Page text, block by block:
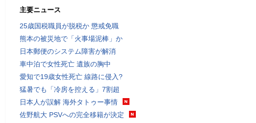
主要ニュース
25歳国税職員が脱税か 懲戒免職
熊本の被災地で「火事場泥棒」か
日本郵便のシステム障害が解消
車中泊で女性死亡 遺族の胸中
愛知で19歳女性死亡 線路に侵入?
猛暑でも「冷房を控える」7割超
日本人が誤解 海外タトゥー事情
佐野航大 PSVへの完全移籍が決定